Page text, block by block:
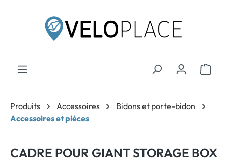
Produits Accessoires
Bidons et porte-bidon
Accessoires et pièces
CADRE POUR GIANT STORAGE BOX